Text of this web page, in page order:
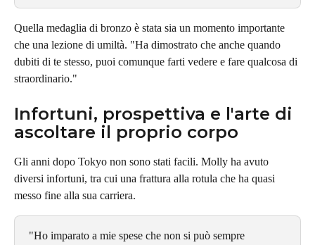
Quella medaglia di bronzo è stata sia un momento importante
che una lezione di umiltà. "Ha dimostrato che anche quando
dubiti di te stesso, puoi comunque farti vedere e fare qualcosa di
straordinario."
Infortuni, prospettiva e l'arte di
ascoltare il proprio corpo
Gli anni dopo Tokyo non sono stati facili. Molly ha avuto
diversi infortuni, tra cui una frattura alla rotula che ha quasi
messo fine alla sua carriera.
"Ho imparato a mie spese che non si può sempre